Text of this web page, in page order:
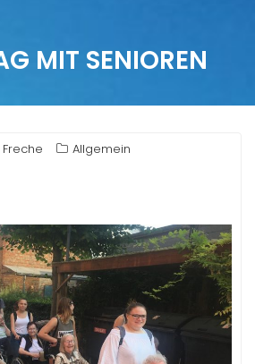
MIT SENIOREN
Allgemein